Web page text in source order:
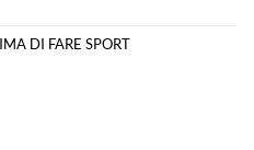
DI FARE SPORT